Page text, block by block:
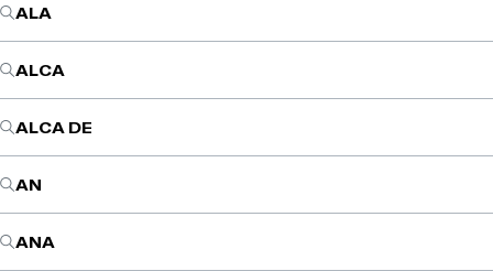
ALA
ALCA
ALCA DE
AN
ANA